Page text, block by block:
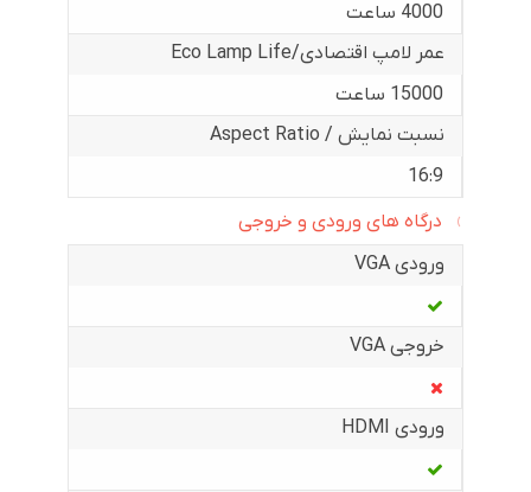
4000 ساعت
عمر لامپ اقتصادی/Eco Lamp Life
15000 ساعت
نسبت نمایش / Aspect Ratio
16:9
درگاه های ورودی و خروجی
ورودی VGA
خروجی VGA
ورودی HDMI